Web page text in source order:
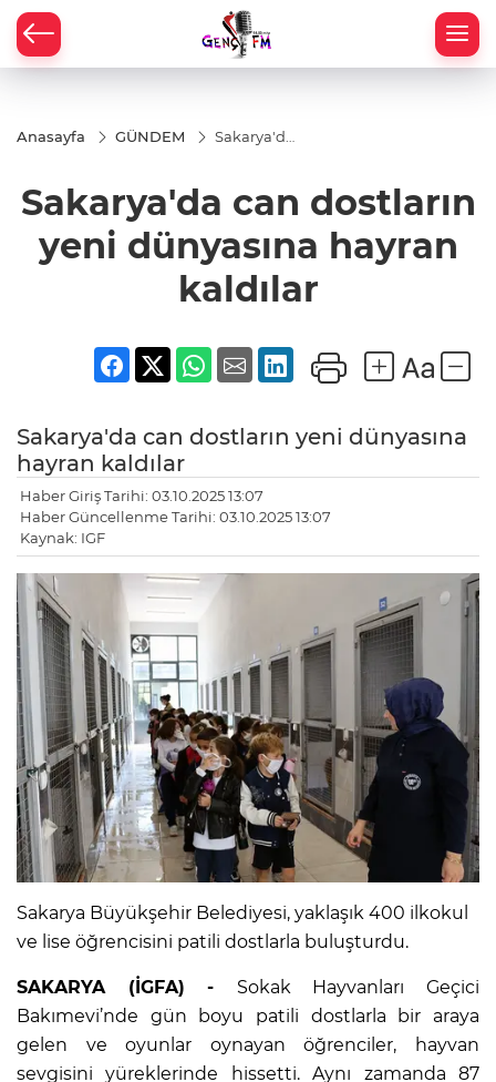
Anasayfa GÜNDEM
Sakarya'da
dünyasına
kaldılar
Sakarya'da can dostların
yeni dünyasına hayran
kaldılar
Sakarya'da can dostların yeni dünyasına
hayran kaldılar
Haber Giriş Tarihi: 03.10.2025 13:07
Haber Güncellenme Tarihi: 03.10.2025 13:07
Kaynak: IGF
Sakarya Büyükşehir Belediyesi, yaklaşık 400 ilkokul
ve lise öğrencisini patili dostlarla buluşturdu.
SAKARYA (İGFA) - Sokak Hayvanları Geçici
Bakımevi’nde gün boyu patili dostlarla bir araya
gelen ve oyunlar oynayan öğrenciler, hayvan
sevgisini yüreklerinde hissetti. Aynı zamanda 87